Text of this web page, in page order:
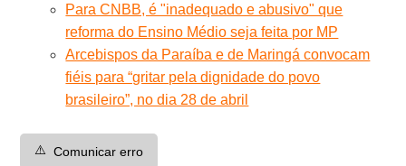
Para CNBB, é "inadequado e abusivo" que
reforma do Ensino Médio seja feita por MP
Arcebispos da Paraíba e de Maringá convocam
fiéis para “gritar pela dignidade do povo
brasileiro”, no dia 28 de abril
⚠️ Comunicar erro